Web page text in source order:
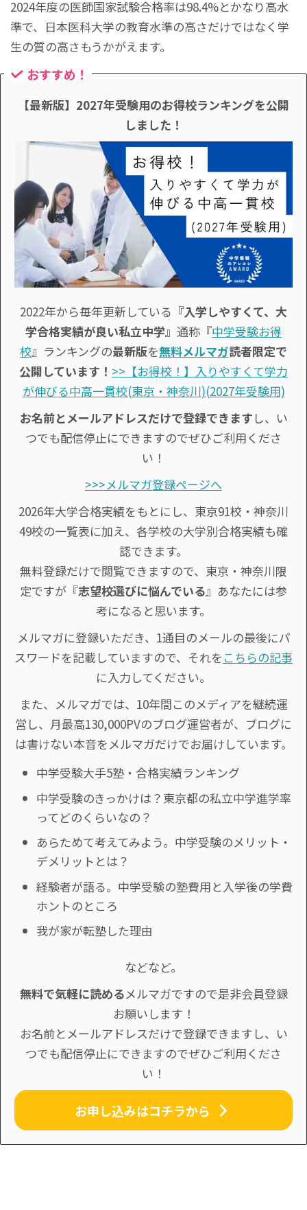
2024年度の医師国家試験合格率は98.4%とかなり高水
準で、日本医科大学の教育水準の高さだけではなく学
生の質の高さもうかがえます。
おすすめ！
【最新版】2027年受験用のお得校ランキングを公開
しました！
2022年から毎年更新している 『入学しやすくて、大
学合格実績が良い私立中学』 通称『中学受験お得
校』ランキングの最新版を無料メルマガ読者限定で
公開しています！ >>【お得校！】入りやすくて学力
が伸びる中高一貫校(東京・神奈川)(2027年受験用)
お名前とメールアドレスだけで登録できます し、い
つでも配信停止にできますのでぜひご利用くださ
い！
>>>メルマガ登録ページへ
2026年大学合格実績をもとにし、東京91校・神奈川
49校の一覧表に加え、各学校の大学別合格実績も確
認できます。
無料登録だけで閲覧できますので、東京・神奈川限
定ですが『志望校選びに悩んでいる』あなたには参
考になると思います。
メルマガに登録いただき、1通目のメールの最後にパ
スワードを記載していますので、それを こちらの記事
に入力してください。
また、メルマガでは、10年間このメディアを継続運
営し、月最高130,000PVのブログ運営者が、ブログに
は書けない本音をメルマガだけでお届けしています。
中学受験大手5塾・合格実績ランキング
中学受験のきっかけは？東京都の私立中学進学率
ってどのくらいなの？
あらためて考えてみよう。中学受験のメリット・
デメリットとは？
経験者が語る。中学受験の塾費用と入学後の学費
ホントのところ
我が家が転塾した理由
などなど。
無料で気軽に読めるメルマガですので是非会員登録
お願いします！
お名前とメールアドレスだけで登録できますし、い
つでも配信停止にできますのでぜひご利用くださ
い！
お申し込みはコチラから